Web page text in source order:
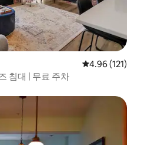
평점 4.96점(5
4.96 (121)
침대 | 무료 주차